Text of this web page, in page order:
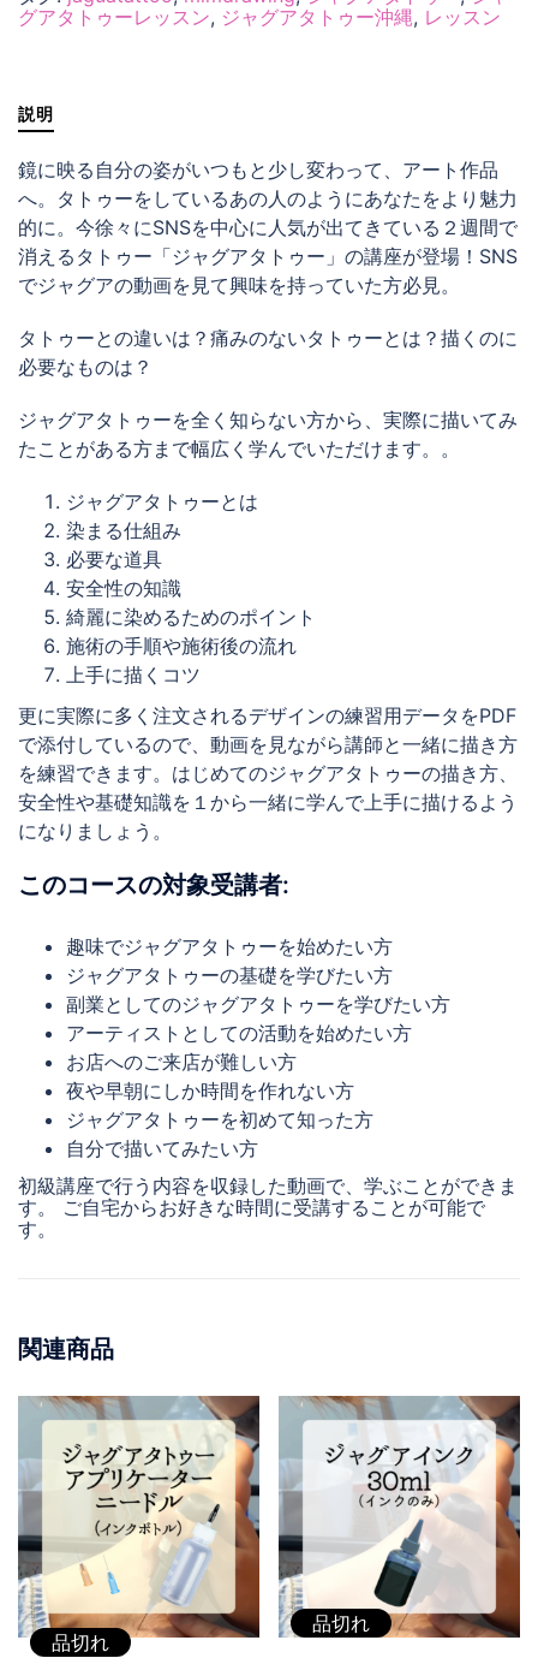
ア
タ
初
級
講
座
個
グアタトゥーレッスン, ジャグアタトゥー沖縄, レッスン
説明
鏡に映る自分の姿がいつもと少し変わって、アート作品
へ。タトゥーをしているあの人のようにあなたをより魅力
的に。今徐々にSNSを中心に人気が出てきている２週間で
消えるタトゥー「ジャグアタトゥー」の講座が登場！SNS
でジャグアの動画を見て興味を持っていた方必見。
タトゥーとの違いは？痛みのないタトゥーとは？描くのに
必要なものは？
ジャグアタトゥーを全く知らない方から、実際に描いてみ
たことがある方まで幅広く学んでいただけます。。
ジャグアタトゥーとは
染まる仕組み
必要な道具
安全性の知識
綺麗に染めるためのポイント
施術の手順や施術後の流れ
上手に描くコツ
更に実際に多く注文されるデザインの練習用データをPDF
で添付しているので、動画を見ながら講師と一緒に描き方
を練習できます。はじめてのジャグアタトゥーの描き方、
安全性や基礎知識を１から一緒に学んで上手に描けるよう
になりましょう。
このコースの対象受講者:
趣味でジャグアタトゥーを始めたい方
ジャグアタトゥーの基礎を学びたい方
副業としてのジャグアタトゥーを学びたい方
アーティストとしての活動を始めたい方
お店へのご来店が難しい方
夜や早朝にしか時間を作れない方
ジャグアタトゥーを初めて知った方
自分で描いてみたい方
初級講座で行う内容を収録した動画で、学ぶことができま
す。 ご自宅からお好きな時間に受講することが可能で
す。
関連商品
品切れ
品切れ